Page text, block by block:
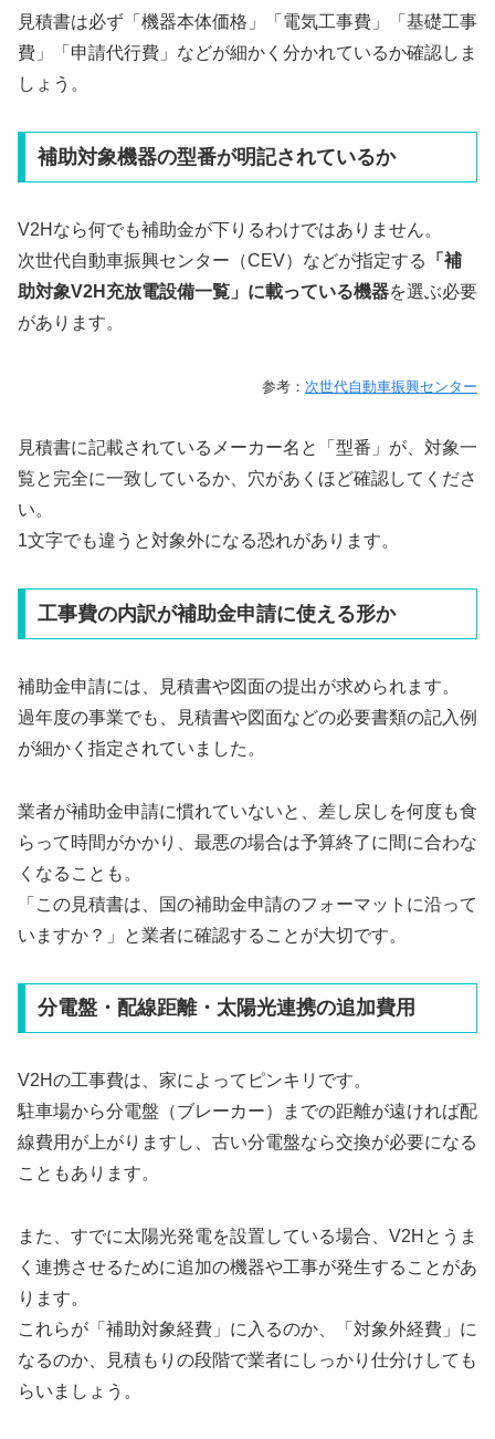
見積書は必ず「機器本体価格」「電気工事費」「基礎工事
費」「申請代行費」などが細かく分かれているか確認しま
しょう。
補助対象機器の型番が明記されているか
V2Hなら何でも補助金が下りるわけではありません。
次世代自動車振興センター（CEV）などが指定する
「補
助対象V2H充放電設備一覧」に載っている機器を選ぶ必要
があります。
参考： 次世代自動車振興センター
見積書に記載されているメーカー名と「型番」が、対象一
覧と完全に一致しているか、穴があくほど確認してくださ
い。
1文字でも違うと対象外になる恐れがあります。
工事費の内訳が補助金申請に使える形か
補助金申請には、見積書や図面の提出が求められます。
過年度の事業でも、見積書や図面などの必要書類の記入例
が細かく指定されていました。
業者が補助金申請に慣れていないと、差し戻しを何度も食
らって時間がかかり、最悪の場合は予算終了に間に合わな
くなることも。
「この見積書は、国の補助金申請のフォーマットに沿って
いますか？」と業者に確認することが大切です。
分電盤・配線距離・太陽光連携の追加費用
V2Hの工事費は、家によってピンキリです。
駐車場から分電盤（ブレーカー）までの距離が遠ければ配
線費用が上がりますし、古い分電盤なら交換が必要になる
こともあります。
また、すでに太陽光発電を設置している場合、V2Hとうま
く連携させるために追加の機器や工事が発生することがあ
ります。
これらが「補助対象経費」に入るのか、「対象外経費」に
なるのか、見積もりの段階で業者にしっかり仕分けしても
らいましょう。